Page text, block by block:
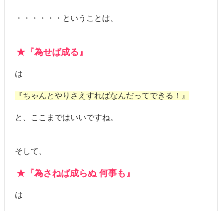
・・・・・・ということは、
★『為せば成る』
は
『ちゃんとやりさえすればなんだってできる！』
と、ここまではいいですね。
そして、
★『為さねば成らぬ 何事も』
は